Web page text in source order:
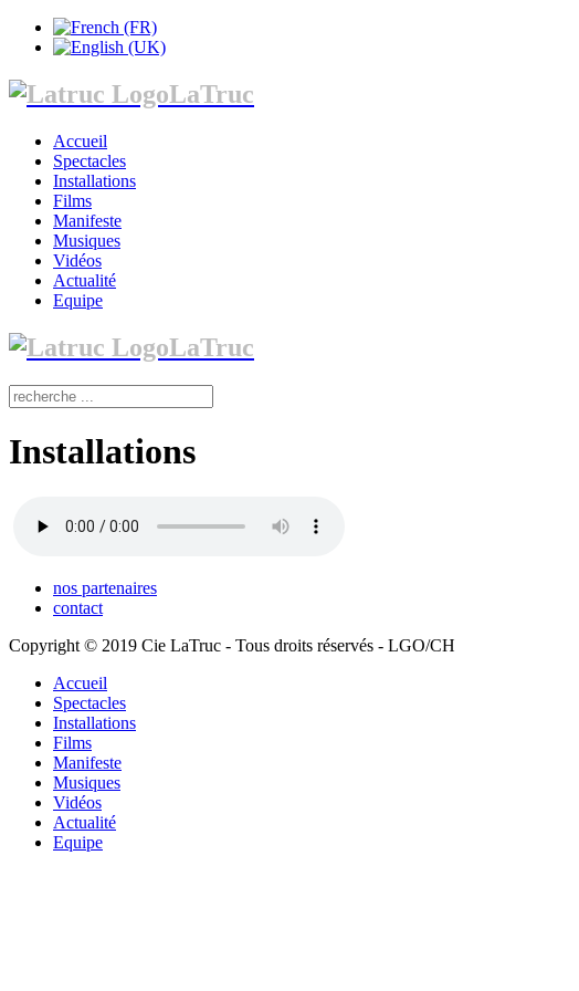
LaTruc
Accueil
Spectacles
Installations
Films
Manifeste
Musiques
Vidéos
Actualité
Equipe
LaTruc
Installations
nos partenaires
contact
Copyright © 2019 Cie LaTruc - Tous droits réservés - LGO/CH
Accueil
Spectacles
Installations
Films
Manifeste
Musiques
Vidéos
Actualité
Equipe